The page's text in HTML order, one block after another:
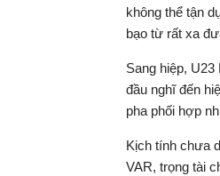
không thể tận
bạo từ rất xa
Sang hiệp,
đầu nghĩ đến
pha phối hợp
Kịch tính chưa
VAR, trọng tài